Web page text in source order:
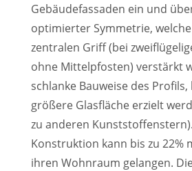
Gebäudefassaden ein und
optimierter Symmetrie,
zentralen Griff (bei
ohne Mittelpfosten) verstärkt
schlanke Bauweise des Profils,
größere Glasfläche erzielt
zu anderen
Konstruktion kann bis zu 22%
ihren Wohnraum gelangen.